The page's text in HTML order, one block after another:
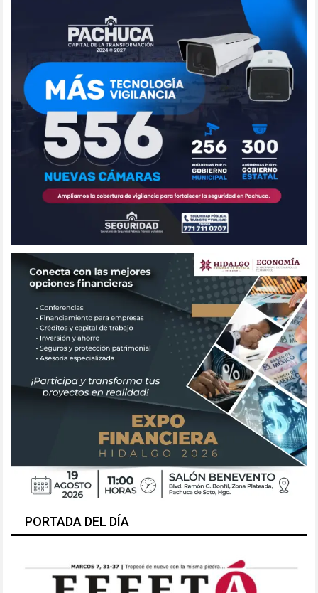
PORTADA DEL DÍA